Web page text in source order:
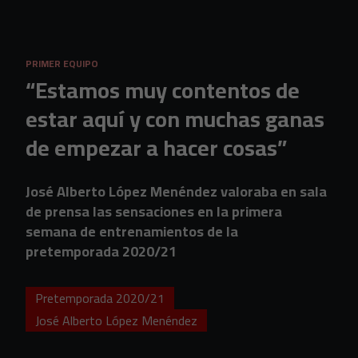
PRIMER EQUIPO
“Estamos muy contentos de
estar aquí y con muchas ganas
de empezar a hacer cosas”
José Alberto López Menéndez valoraba en sala
de prensa las sensaciones en la primera
semana de entrenamientos de la
pretemporada 2020/21
Pretemporada 2020/21
José Alberto López Menéndez